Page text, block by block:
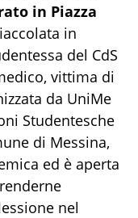
in Piazza
in
del CdS
vittima di
da UniMe
Studentesche
di Messina,
ed è aperta
nel